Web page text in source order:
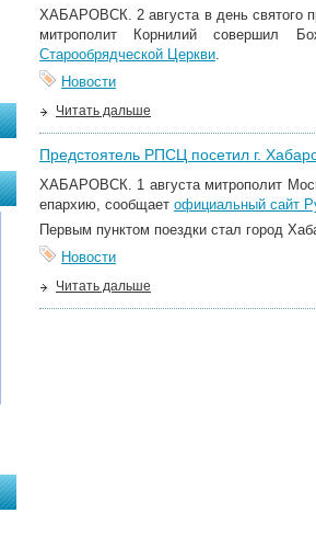
ХАБАРОВСК. 2 августа в день святого
митрополит Корнилий совершил
Старообрядческой Церкви.
Новости
Читать дальше
Предстоятель РПСЦ посетил г.
ХАБАРОВСК. 1 августа митрополит
епархию, сообщает официальный сайт
Первым пунктом поездки стал город
Новости
Читать дальше